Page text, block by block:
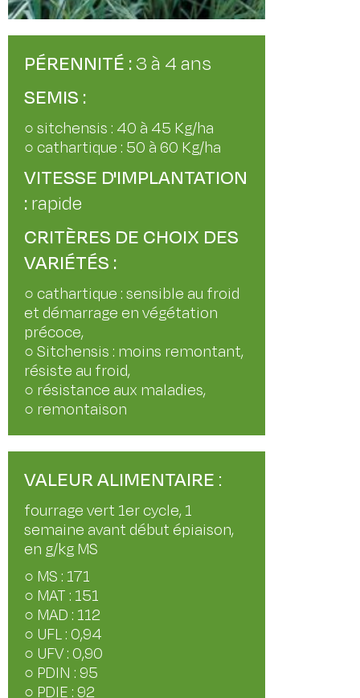
PÉRENNITÉ :3 à 4 ans
SEMIS :
○ sitchensis : 40 à 45 Kg/ha
○ cathartique : 50 à 60 Kg/ha
VITESSE D'IMPLANTATION
:rapide
CRITÈRES DE CHOIX DES
VARIÉTÉS :
○ cathartique : sensible au froid
et démarrage en végétation
précoce,
○ Sitchensis : moins remontant,
résiste au froid,
○ résistance aux maladies,
○ remontaison
VALEUR ALIMENTAIRE :
fourrage vert 1er cycle, 1
semaine avant début épiaison,
en g/kg MS
○ MS : 171
○ MAT : 151
○ MAD : 112
○ UFL : 0,94
○ UFV : 0,90
○ PDIN : 95
○ PDIE : 92